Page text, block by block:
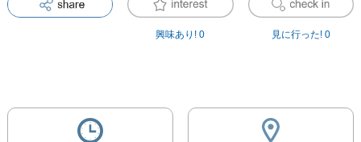
興味あり! 0 見に行った! 0